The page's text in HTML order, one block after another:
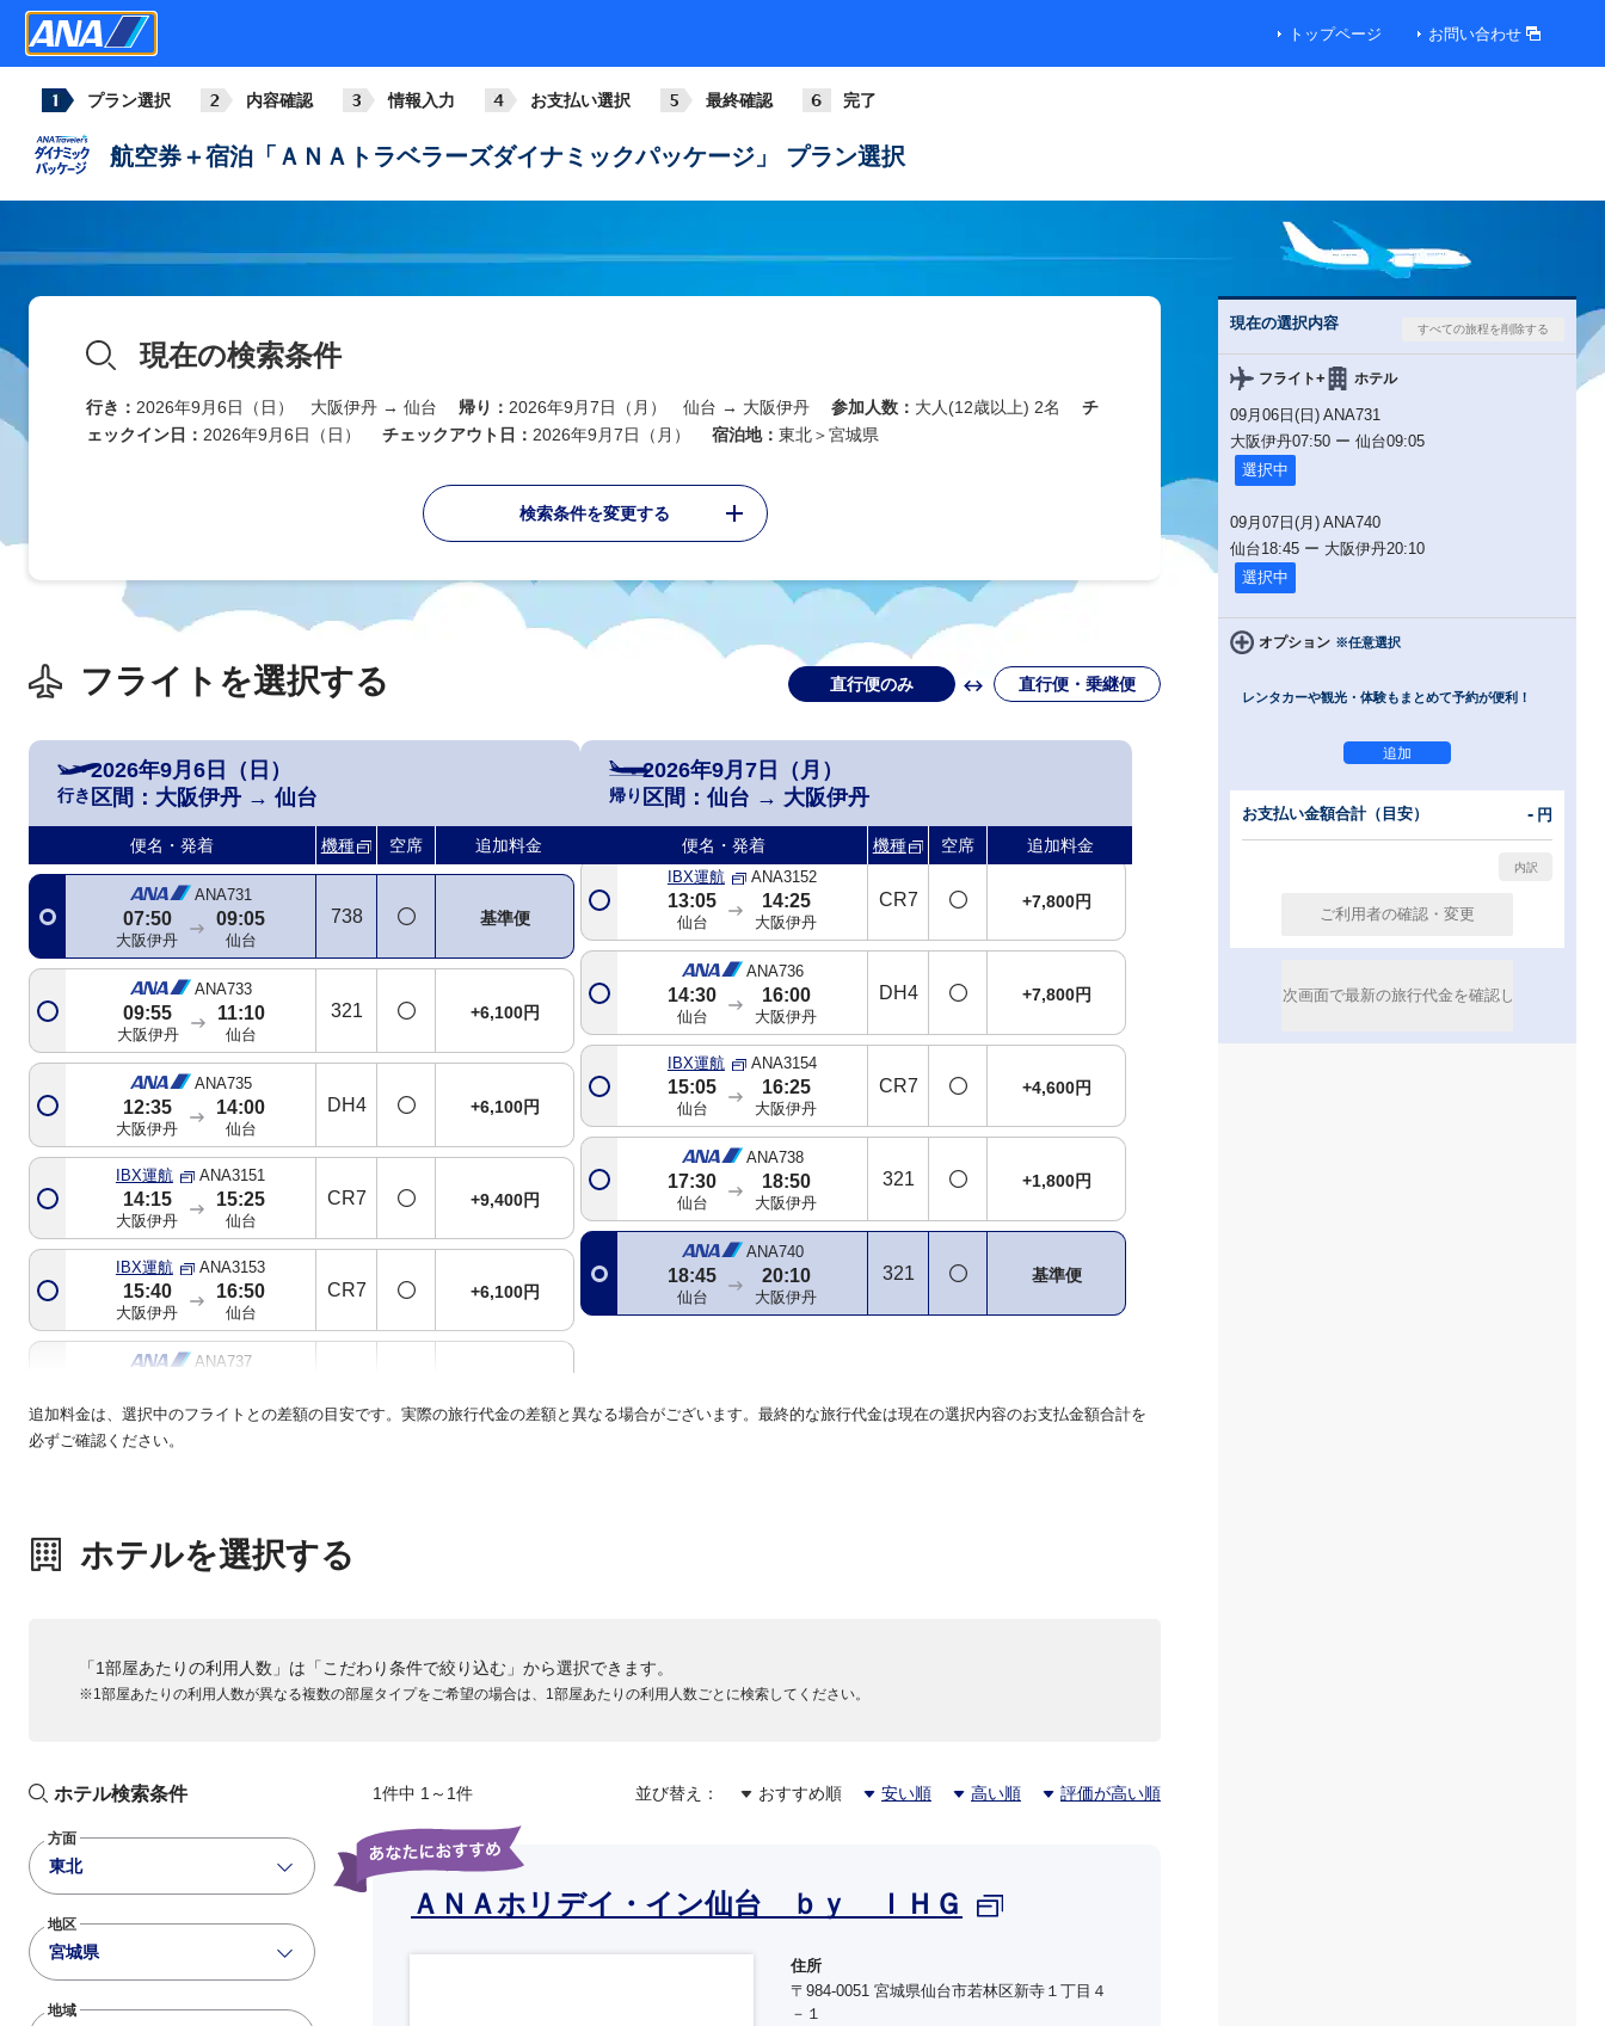
トップページ お問い合わせ
プラン選択 内容確認 情報入力 お支払い選択 最終確認 完了
航空券＋宿泊「ＡＮＡトラベラーズダイナミックパッケージ」 プラン選択
現在の検索条件
行き： 2026年9月6日（日） 大阪伊丹 → 仙台 帰り： 2026年9月7日（月） 仙台 → 大阪伊丹 参加人数： 大人(12歳以上) 2名
チ
ェックイン日： 2026年9月6日（日） チェックアウト日： 2026年9月7日（月） 宿泊地： 東北＞宮城県
検索条件を変更する
フライトを選択する 直行便のみ 直行便・乗継便
行き
2026年9月6日（日）
区間： 大阪伊丹 → 仙台
便名・発着 機種 空席 追加料金
ANA731
07:50
大阪伊丹
09:05
仙台
738 基準便
ANA733
09:55
大阪伊丹
11:10
仙台
321 +6,100円
ANA735
12:35
大阪伊丹
14:00
仙台
DH4 +6,100円
IBX運航 ANA3151
14:15
大阪伊丹
15:25
仙台
CR7 +9,400円
IBX運航 ANA3153
15:40
大阪伊丹
16:50
仙台
CR7 +6,100円
ANA737
大阪伊丹 仙台
帰り
2026年9月7日（月）
区間： 仙台 → 大阪伊丹
便名・発着 機種 空席 追加料金
ANA732
仙台 大阪伊丹
ANA734
09:45
仙台
11:05
大阪伊丹
IBX運航 ANA3152
13:05
仙台
14:25
大阪伊丹
CR7 +7,800円
ANA736
14:30
仙台
16:00
大阪伊丹
DH4 +7,800円
IBX運航 ANA3154
15:05
仙台
16:25
大阪伊丹
CR7 +4,600円
ANA738
17:30
仙台
18:50
大阪伊丹
321 +1,800円
ANA740
18:45
仙台
20:10
大阪伊丹
321 基準便
追加料金は、選択中のフライトとの差額の目安です。実際の旅行代金の差額と異なる場合がございます。最終的な旅行代金は現在の選択内容のお支払金額合計を
必ずご確認ください。
ホテルを選択する
「1部屋あたりの利用人数」は「こだわり条件で絞り込む」から選択できます。
※1部屋あたりの利用人数が異なる複数の部屋タイプをご希望の場合は、1部屋あたりの利用人数ごとに検索してください。
ホテル検索条件
方面
東北
地区
宮城県
地域
1件中 1～1件 並び替え： おすすめ順 安い順 高い順 評価が高い順
ＡＮＡホリデイ・イン仙台 ｂｙ ＩＨＧ
住所
〒984-0051 宮城県仙台市若林区新寺１丁目４
－１
現在の選択内容
フライト+ ホテル
09月06日(日) ANA731
大阪伊丹07:50 ー 仙台09:05
選択中
09月07日(月) ANA740
仙台18:45 ー 大阪伊丹20:10
選択中
オプション ※任意選択
レンタカーや観光・体験もまとめて予約が便利！
お支払い金額合計（目安） - 円